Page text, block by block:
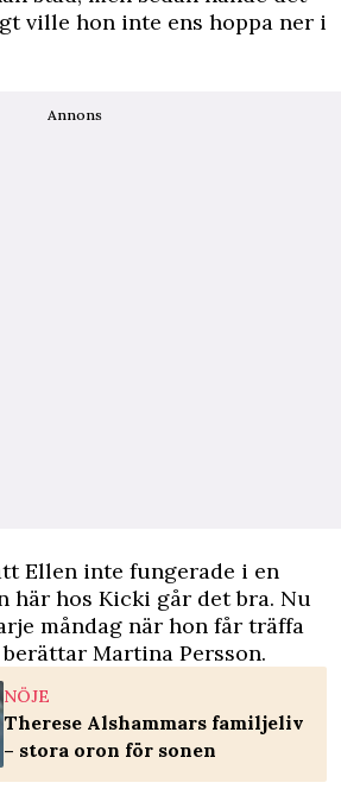
ville hon inte ens hoppa ner i
Annons
Ellen inte fungerade i en
här hos Kicki går det bra. Nu
måndag när hon får träffa
Martina Persson.
NÖJE
Therese Alshammars familjeliv
– stora oron för sonen